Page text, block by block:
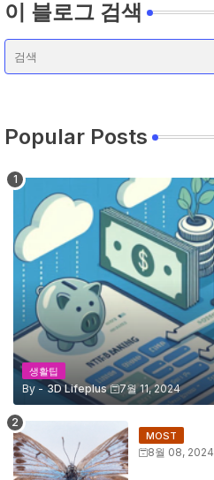
이 블로그 검색
Popular Posts
생활팁
By - 3D Lifeplus 7월 11, 2024
MOST
8월 08, 2024